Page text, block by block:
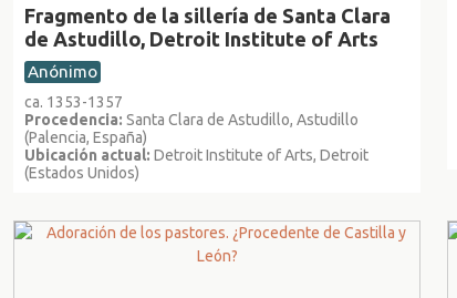
Fragmento de la sillería de Santa Clara
de Astudillo, Detroit Institute of Arts
Anónimo
ca. 1353-1357
Procedencia: Santa Clara de Astudillo, Astudillo
(Palencia, España)
Ubicación actual: Detroit Institute of Arts, Detroit
(Estados Unidos)